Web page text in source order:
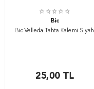
Bic
Bic Velleda Tahta Kalemi Siyah
25,00TL